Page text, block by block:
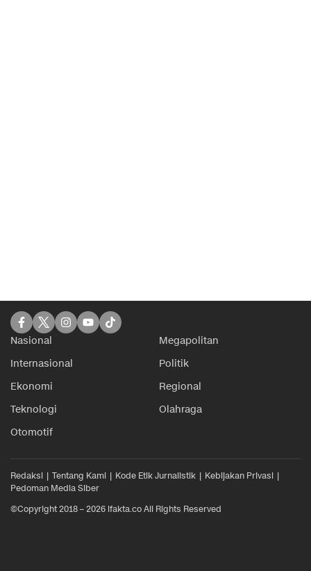
Nasional
Megapolitan
Internasional
Politik
Ekonomi
Regional
Teknologi
Olahraga
Otomotif
Redaksi Tentang Kami Kode Etik Jurnalistik
Kebijakan Privasi
Pedoman Media Siber
©Copyright 2018 – 2026 ifakta.co All Rights Reserved